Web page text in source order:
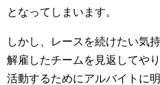
となってしまいます。
しかし、レースを続けたい気
解雇したチームを見返してや
活動するためにアルバイトに